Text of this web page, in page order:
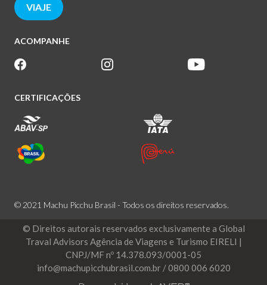
VIAJE
ACOMPANHE
CERTIFICAÇÕES
© 2021 Machu Picchu Brasil - Todos os direitos reservados.
© Direitos autorais reservados exclusivamente a Global
Traval Advisors Agência de Viagens e Turismo EIRELI |
CNPJ/MF nº 14.378.093/0001-05
info@machupicchubrasil.com.br / 0800 006 6020